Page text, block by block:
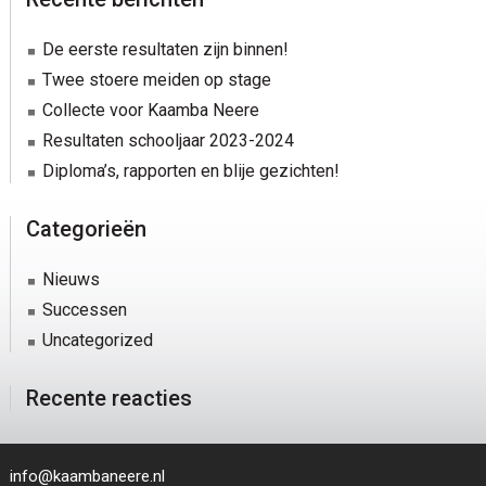
De eerste resultaten zijn binnen!
Twee stoere meiden op stage
Collecte voor Kaamba Neere
Resultaten schooljaar 2023-2024
Diploma’s, rapporten en blije gezichten!
Categorieën
Nieuws
Successen
Uncategorized
Recente reacties
info@kaambaneere.nl